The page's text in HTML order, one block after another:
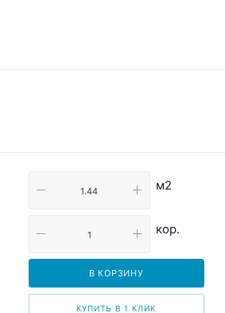
м2
кор.
В КОРЗИНУ
КУПИТЬ В 1 КЛИК